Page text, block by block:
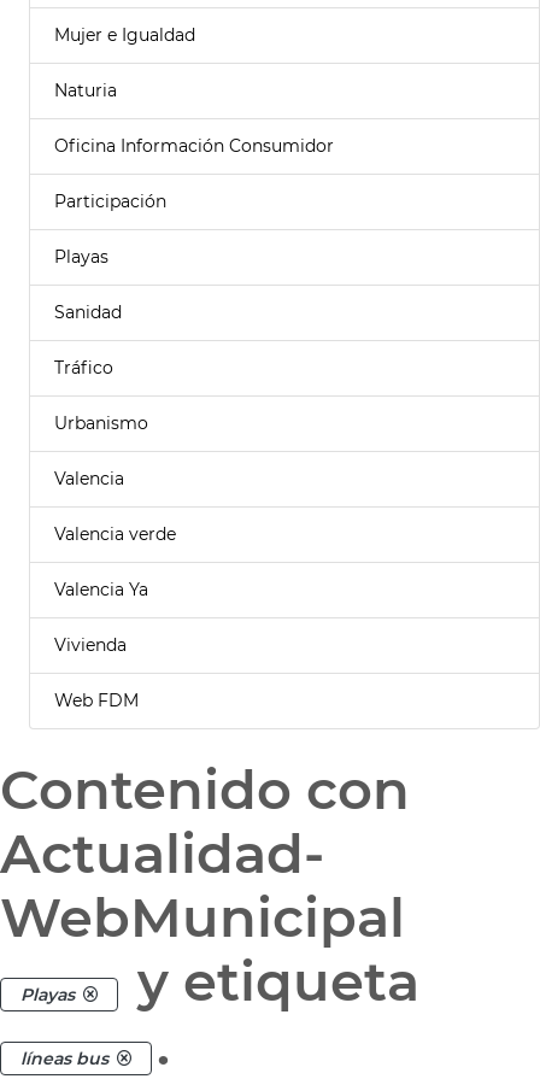
Mujer e Igualdad
Naturia
Oficina Información Consumidor
Participación
Playas
Sanidad
Tráfico
Urbanismo
Valencia
Valencia verde
Valencia Ya
Vivienda
Web FDM
Contenido con
Actualidad-
WebMunicipal
Playas y etiqueta
líneas bus .